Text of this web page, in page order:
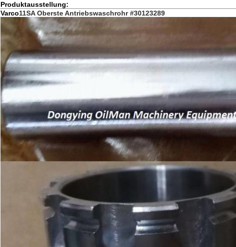
Produktausstellung:
Varco11SA Oberste Antriebswaschrohr #30123289